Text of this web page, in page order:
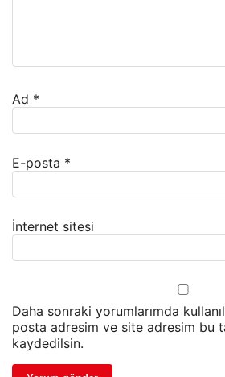
Ad *
E-posta *
İnternet sitesi
Daha sonraki yorumlarımda
posta adresim ve site adresim bu
kaydedilsin.